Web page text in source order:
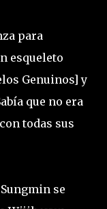
para
esqueleto
Genuinos] y
que no era
todas sus
se